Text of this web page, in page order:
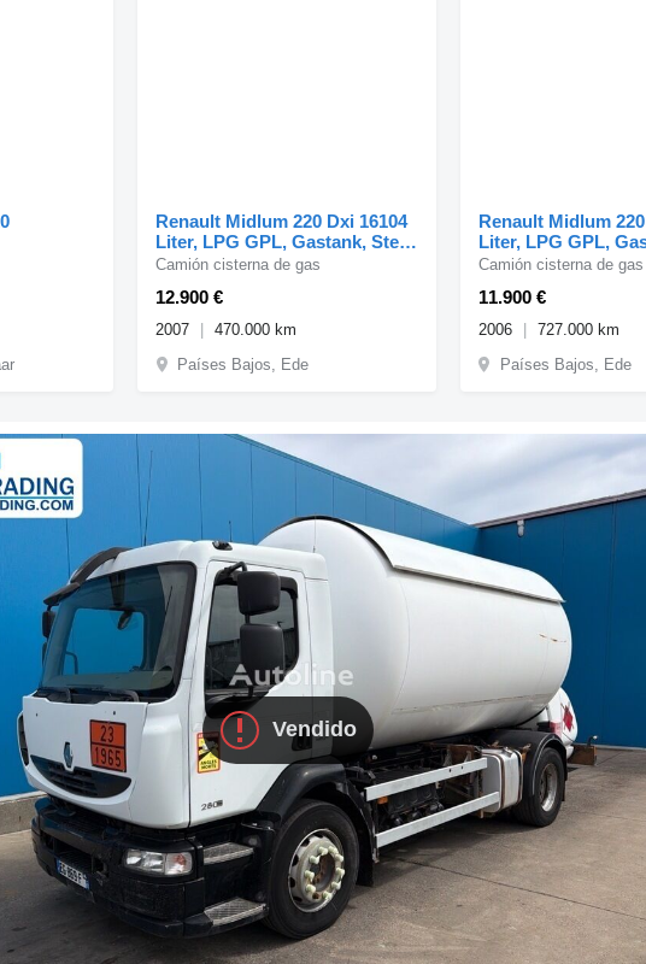
Renault Midlum 220 Dxi 16104
Liter, LPG GPL, Gastank, Steel
suspension
12.900 €
Camión cisterna de gas
2007
470.000 km
Países Bajos, Ede
Renault Midlum
Liter, LPG GPL,
11.900 €
Camión cisterna de gas
2006
727.000 km
Países Bajos, Ede
Vendido